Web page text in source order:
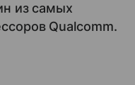
из самых
Qualcomm.